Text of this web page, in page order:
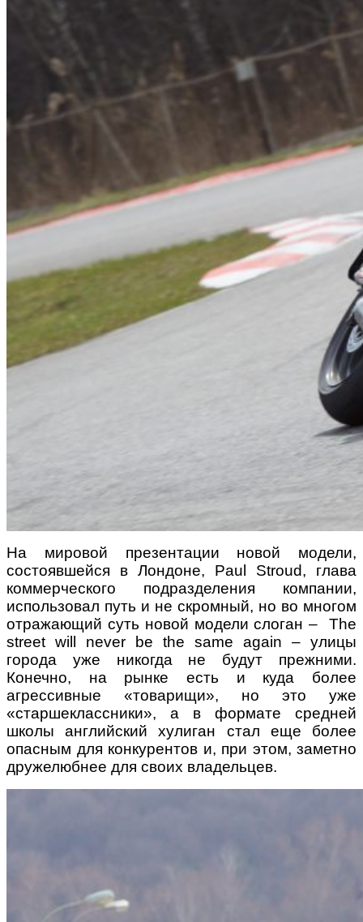
На мировой презентации новой модели,
состоявшейся в Лондоне, Paul Stroud, глава
коммерческого подразделения компании,
использовал путь и не скромный, но во многом
отражающий суть новой модели слоган – The
street will never be the same again – улицы
города уже никогда не будут прежними.
Конечно, на рынке есть и куда более
агрессивные «товарищи», но это уже
«старшеклассники», а в формате средней
школы английский хулиган стал еще более
опасным для конкурентов и, при этом, заметно
дружелюбнее для своих владельцев.